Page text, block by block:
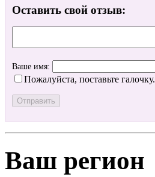
Оставить свой отзыв:
Ваше имя:
Пожалуйста, поставьте галочку.
Ваш регион